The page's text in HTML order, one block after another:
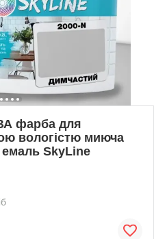
фарба для
вологістю миюча
емаль SkyLine